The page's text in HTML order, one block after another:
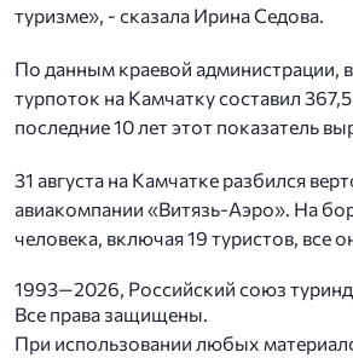
туризме», - сказала Ирина Седова.
По данным краевой администрации,
турпоток на Камчатку составил
последние 10 лет этот показатель
31 августа на Камчатке разбился
авиакомпании «Витязь-Аэро». На
человека, включая 19 туристов, все
1993—2026, Российский союз
Все права защищены.
При использовании любых